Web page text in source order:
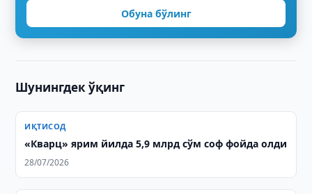
Обуна бўлинг
Шунингдек ўқинг
ИҚТИСОД
«Кварц» ярим йилда 5,9 млрд сўм соф фойда олди
28/07/2026